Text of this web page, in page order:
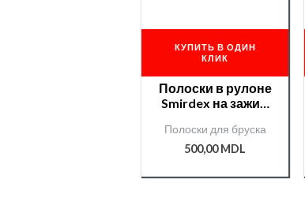
КУПИТЬ В ОДИН
КЛИК
Полоски в рулоне
Smirdex на зажим
CERAMIC(740)
/000008815/
Полоски для бруска
500,00MDL